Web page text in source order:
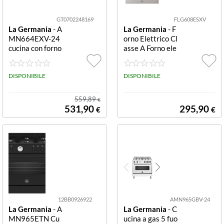
GT0702248169
La Germania - A
MN664EXV-24
cucina con forno
elettrico 56 L 4
fuochi CUCINA
60CM 4F/GAS
DISPONIBILE
559,89€
531,90 €
FLG608ESXV
La Germania - F
orno Elettrico Cl
asse A Forno ele
ttrico ventilato
da in casso 60 c
m, inox, 8 progra
o, capacità 80L,
DISPONIBILE
295,90 €
12BB0926922
La Germania - A
MN965ETN Cu
AMN965GBV-24
La Germania - C
ucina a gas 5 fuo